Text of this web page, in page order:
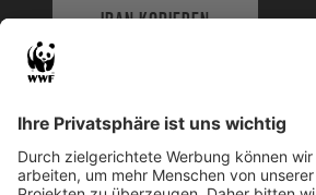
IBAN KOPIEREN
WWF Deutschland